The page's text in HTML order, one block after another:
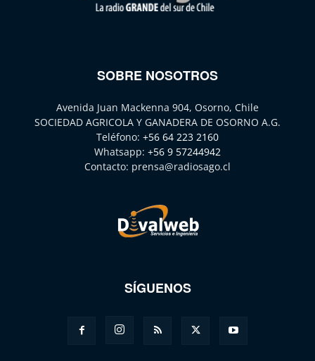
SOBRE NOSOTROS
Avenida Juan Mackenna 904, Osorno, Chile
SOCIEDAD AGRICOLA Y GANADERA DE OSORNO A.G.
Teléfono: +56 64 223 2160
Whatsapp: +56 9 57244942
Contacto: prensa@radiosago.cl
SÍGUENOS